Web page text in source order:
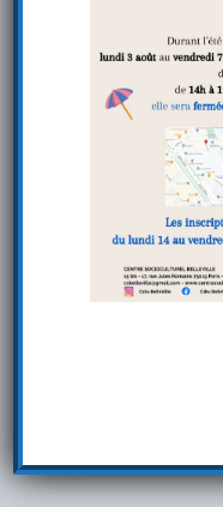
Le Procès
vous présentent Le
métrage réalisé en